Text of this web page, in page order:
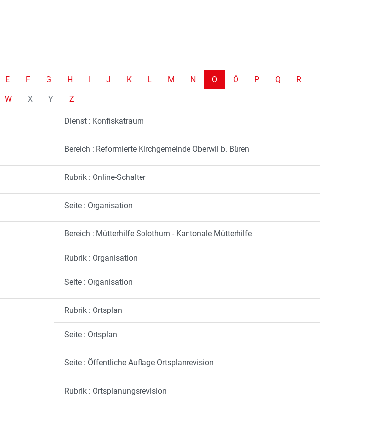
E F G H I J K L M N O Ö P Q R
W X Y Z
Dienst : Konfiskatraum
Bereich : Reformierte Kirchgemeinde Oberwil b. Büren
Rubrik : Online-Schalter
Seite : Organisation
Bereich : Mütterhilfe Solothurn - Kantonale Mütterhilfe
Rubrik : Organisation
Seite : Organisation
Rubrik : Ortsplan
Seite : Ortsplan
Seite : Öffentliche Auflage Ortsplanrevision
Rubrik : Ortsplanungsrevision